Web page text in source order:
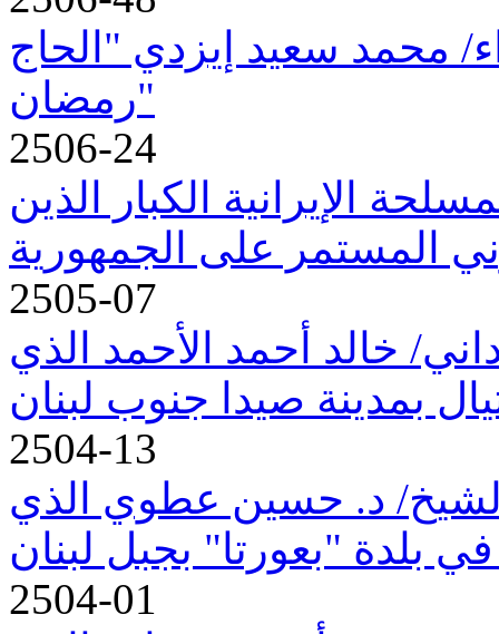
محمد سعيد إيزدي "الحاج
رمضان"
2506-24
الإيرانية الكبار الذين
المستمر على الجمهورية
2505-07
خالد أحمد الأحمد الذي
بمدينة صيدا جنوب لبنان
2504-13
د. حسين عطوي الذي
بلدة "بعورتا" بجبل لبنان
2504-01